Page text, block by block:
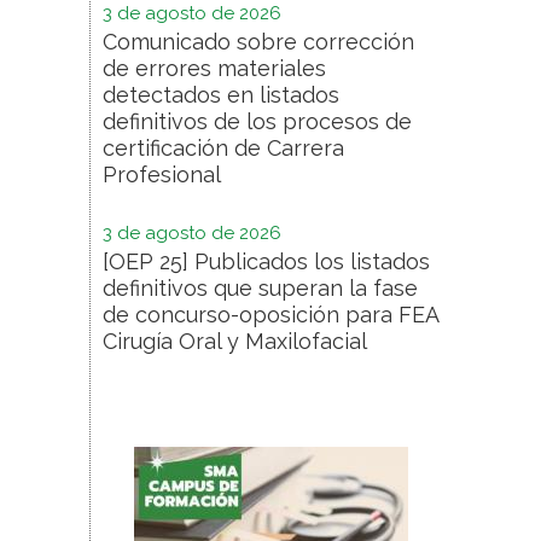
3 de agosto de 2026
Comunicado sobre corrección
de errores materiales
detectados en listados
definitivos de los procesos de
certificación de Carrera
Profesional
3 de agosto de 2026
[OEP 25] Publicados los listados
definitivos que superan la fase
de concurso-oposición para FEA
Cirugía Oral y Maxilofacial